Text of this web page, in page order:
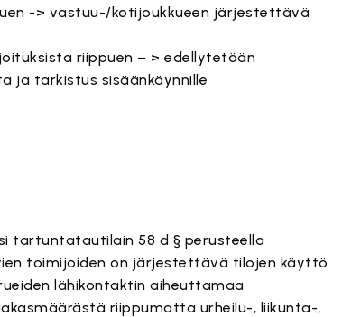
-> vastuu-/kotijoukkueen järjestettävä
riippuen – > edellytetään
ja tarkistus sisäänkäynnille
tartuntatautilain 58 d § perusteella
toimijoiden on järjestettävä tilojen käyttö
lähikontaktin aiheuttamaa
riippumatta urheilu-, liikunta-,